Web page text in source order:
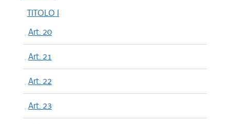
TITOLO I
Art. 20
Art. 21
Art. 22
Art. 23